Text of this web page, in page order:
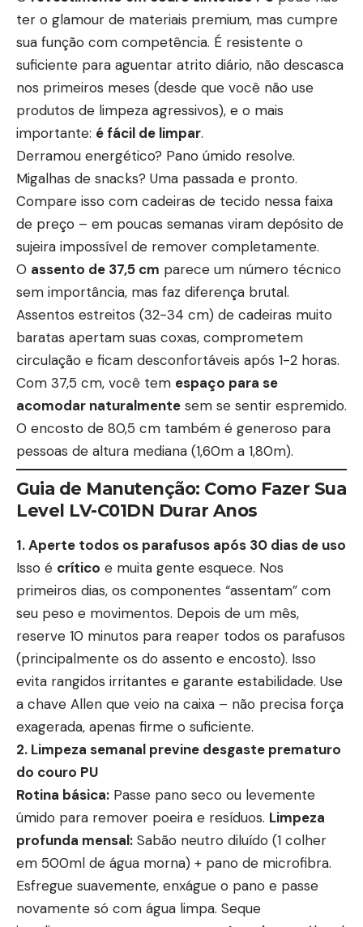
ter o glamour de materiais premium, mas cumpre
sua função com competência. É resistente o
suficiente para aguentar atrito diário, não descasca
nos primeiros meses (desde que você não use
produtos de limpeza agressivos), e o mais
importante: é fácil de limpar.
Derramou energético? Pano úmido resolve.
Migalhas de snacks? Uma passada e pronto.
Compare isso com cadeiras de tecido nessa faixa
de preço – em poucas semanas viram depósito de
sujeira impossível de remover completamente.
O assento de 37,5 cm parece um número técnico
sem importância, mas faz diferença brutal.
Assentos estreitos (32-34 cm) de cadeiras muito
baratas apertam suas coxas, comprometem
circulação e ficam desconfortáveis após 1-2 horas.
Com 37,5 cm, você tem espaço para se
acomodar naturalmente sem se sentir espremido.
O encosto de 80,5 cm também é generoso para
pessoas de altura mediana (1,60m a 1,80m).
Guia de Manutenção: Como Fazer Sua
Level LV-C01DN Durar Anos
1. Aperte todos os parafusos após 30 dias de uso
Isso é crítico e muita gente esquece. Nos
primeiros dias, os componentes “assentam” com
seu peso e movimentos. Depois de um mês,
reserve 10 minutos para reaper todos os parafusos
(principalmente os do assento e encosto). Isso
evita rangidos irritantes e garante estabilidade. Use
a chave Allen que veio na caixa – não precisa força
exagerada, apenas firme o suficiente.
2. Limpeza semanal previne desgaste prematuro
do couro PU
Rotina básica: Passe pano seco ou levemente
úmido para remover poeira e resíduos. Limpeza
profunda mensal: Sabão neutro diluído (1 colher
em 500ml de água morna) + pano de microfibra.
Esfregue suavemente, enxágue o pano e passe
novamente só com água limpa. Seque